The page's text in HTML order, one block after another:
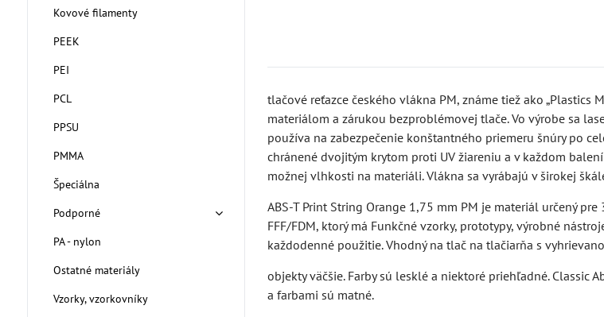
tlačové reťazce českého vlákna PM, známe tiež ako „Plastics
materiálom a zárukou bezproblémovej tlače. Vo výrobe sa
používa na zabezpečenie konštantného priemeru šnúry po
chránené dvojitým krytom proti UV žiareniu a v každom
možnej vlhkosti na materiáli. Vlákna sa vyrábajú v širokej
ABS-T Print String Orange 1,75 mm PM je materiál určený
FFF/FDM, ktorý má Funkčné vzorky, prototypy, výrobné
každodenné použitie. Vhodný na tlač na tlačiarňa s
objekty väčšie. Farby sú lesklé a niektoré priehľadné. Classic
a farbami sú matné.
Kovové filamenty
PEEK
PEI
PCL
PPSU
PMMA
Špeciálna
Podporné
PA - nylon
Ostatné materiály
Vzorky, vzorkovníky